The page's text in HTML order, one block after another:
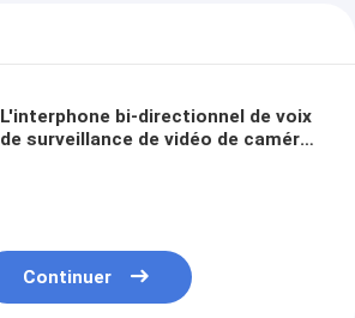
L'interphone bi-directionnel de voix
de surveillance de vidéo de caméra
Continuer